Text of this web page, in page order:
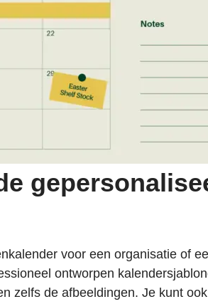
voor een organisatie of
ontworpen
zelfs de afbeeldingen. Je kunt